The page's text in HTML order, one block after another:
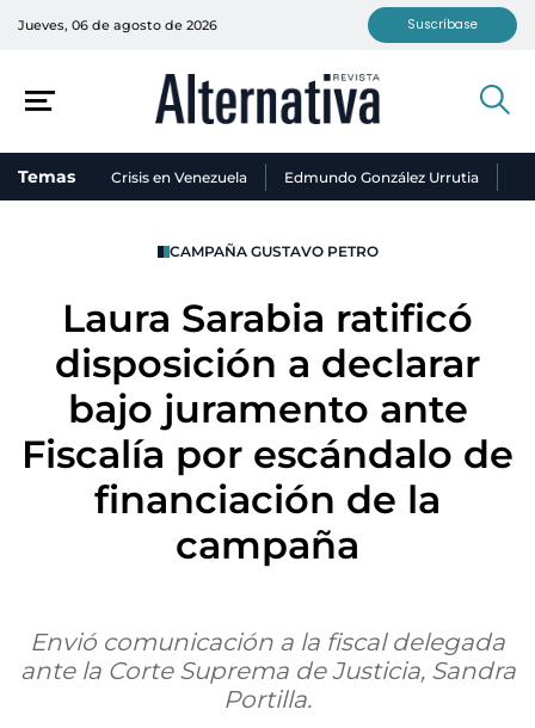
Jueves, 06 de agosto de 2026 Suscríbase
Temas Crisis en Venezuela Edmundo González Urrutia
CAMPAÑA GUSTAVO PETRO
Laura Sarabia ratificó
disposición a declarar
bajo juramento ante
Fiscalía por escándalo de
financiación de la
campaña
Envió comunicación a la fiscal delegada
ante la Corte Suprema de Justicia, Sandra
Portilla.